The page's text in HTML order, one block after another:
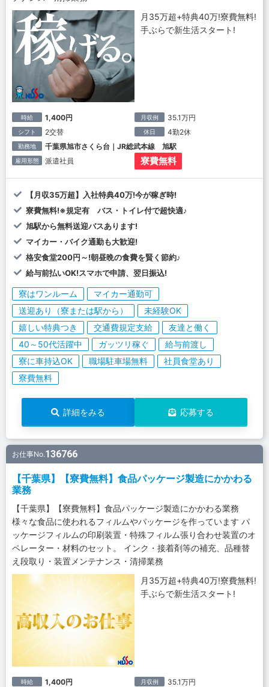
月35万超+特典40万!寮費無料!
手ぶらで新生活スタート!
時給 1,400円 月収例 35.1万円
シフト 2交替 休日 4勤2休
勤務地 千葉県旭市さくら台｜JR総武本線 旭駅
雇用形態 派遣社員 寮費無料
【月収35万超】入社特典40万!今が稼ぎ時!
寮費無料!※規定有 バス・トイレ付で超快適♪
旭駅から無料送迎バスあります!
マイカー・バイク通勤も大歓迎!
格安食堂200円～!朝昼晩の食費を賢く節約♪
給与前払いOK!スマホで申請、翌日振込!
寮はワンルーム
マイカー通勤可
送迎あり（寮または駅から）
未経験OK
嬉しい特典つき
交通費規定支給
友達と働く
40～50代活躍中
ガッツリ稼ぐ
給与前渡し
寮に車持込OK
職場駐車場無料
社員食堂あり
寮費無料
詳細をみる 応募する
お仕事No.136766
【千葉県】【寮費無料】食品パッケージ製造にかかわる
業務
【千葉県】【寮費無料】食品パッケージ製造にかかわる業務
様々な食品に使われるフィルムやパッケージを作っています パ
ッケージフィルムの印刷装置・特殊フィルム張り合わせ装置のオ
ペレーター・材料のセット。 インク・接着剤等の補充、品種替
え段取り・装置メンテナンス・清掃業務
月35万超+特典40万!寮費無料!
手ぶらで新生活スタート!
時給 1,400円 月収例 35.1万円